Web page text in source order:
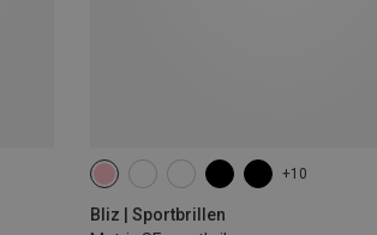
+10
Bliz | Sportbrillen